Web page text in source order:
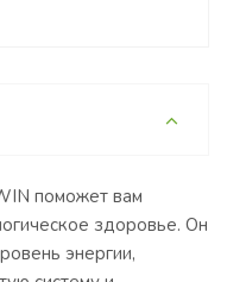
поможет вам
здоровье. Он
энергии,